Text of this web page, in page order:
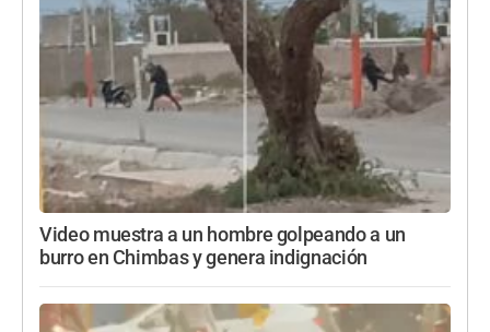
Video muestra a un hombre golpeando a un
burro en Chimbas y genera indignación